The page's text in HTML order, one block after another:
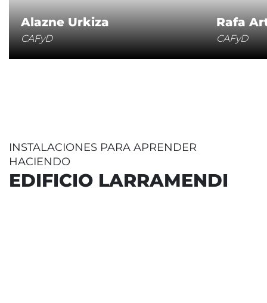
Alazne Urkiza
CAFyD
Rafa
CAFyD
INSTALACIONES PARA APRENDER
HACIENDO
EDIFICIO LARRAMENDI